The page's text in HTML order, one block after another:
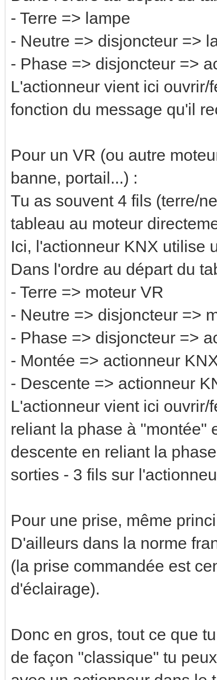
- Terre => lampe
- Neutre => disjoncteur =>
- Phase => disjoncteur =>
L'actionneur vient ici
fonction du message qu'il
Pour un VR (ou autre
banne, portail...) :
Tu as souvent 4 fils (terre/
tableau au moteur
Ici, l'actionneur KNX utilise
Dans l'ordre au départ du
- Terre => moteur VR
- Neutre => disjoncteur =>
- Phase => disjoncteur =>
- Montée => actionneur
- Descente => actionneur
L'actionneur vient ici
reliant la phase à "montée"
descente en reliant la
sorties - 3 fils sur
Pour une prise, même
D'ailleurs dans la norme
(la prise commandée est
d'éclairage).
Donc en gros, tout ce que
de façon "classique" tu